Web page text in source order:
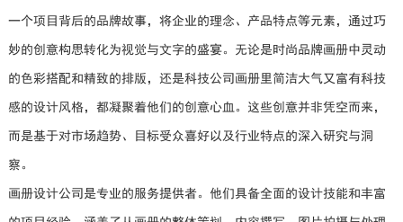
一个项目背后的品牌故事，将企业的理念、产品特点等元素，通过巧
妙的创意构思转化为视觉与文字的盛宴。无论是时尚品牌画册中灵动
的色彩搭配和精致的排版，还是科技公司画册里简洁大气又富有科技
感的设计风格，都凝聚着他们的创意心血。这些创意并非凭空而来，
而是基于对市场趋势、目标受众喜好以及行业特点的深入研究与洞
察。
画册设计公司是专业的服务提供者。他们具备全面的设计技能和丰富